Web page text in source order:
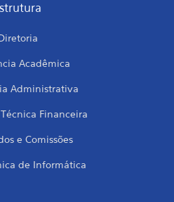
Acadêmica
Administrativa
Financeira
e Comissões
de Informática